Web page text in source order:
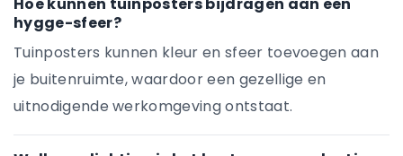
hygge-sfeer?
Tuinposters kunnen kleur en sfeer toevoegen aan
je buitenruimte, waardoor een gezellige en
uitnodigende werkomgeving ontstaat.